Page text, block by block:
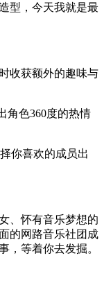
型，今天我就是最
收获额外的趣味与
角色360度的热情
你喜欢的成员出
、怀有音乐梦想的
的网路音乐社团成
，等着你去发掘。